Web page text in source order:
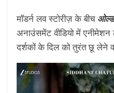
मॉडर्न लव स्टोरीज़ के बीच
अनाउंसमेंट वीडियो में
दर्शकों के दिल को तुरंत छू लेने